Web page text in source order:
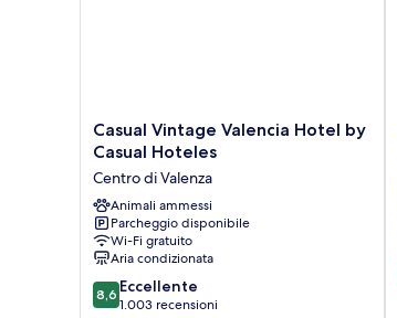
Casual
Vintage
Hotel
by
Casual
Hoteles
Centro
di
Valenza
Casual Vintage Valencia Hotel by
Casual Hoteles
Centro di Valenza
Animali ammessi
Parcheggio disponibile
Wi-Fi gratuito
Aria condizionata
8.6
su
8,6 Eccellente
1.003 recensioni